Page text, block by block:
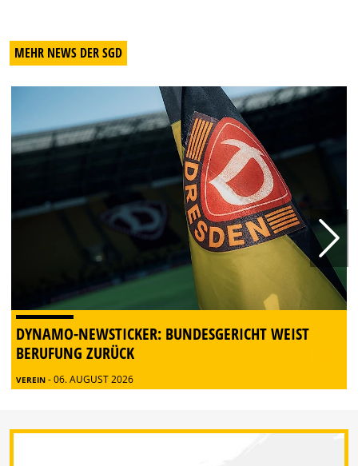
MEHR NEWS DER SGD
DYNAMO-NEWSTICKER: BUNDESGERICHT WEIST
BERUFUNG ZURÜCK
VEREIN - 06. AUGUST 2026